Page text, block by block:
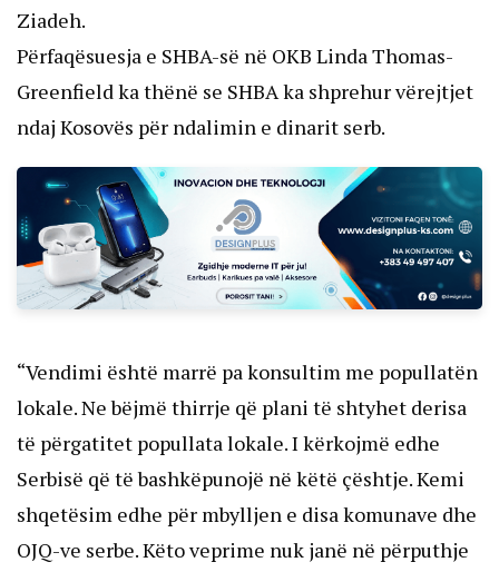
Ziadeh.
Përfaqësuesja e SHBA-së në OKB Linda Thomas-
Greenfield ka thënë se SHBA ka shprehur vërejtjet
ndaj Kosovës për ndalimin e dinarit serb.
“Vendimi është marrë pa konsultim me popullatën
lokale. Ne bëjmë thirrje që plani të shtyhet derisa
të përgatitet popullata lokale. I kërkojmë edhe
Serbisë që të bashkëpunojë në këtë çështje. Kemi
shqetësim edhe për mbylljen e disa komunave dhe
OJQ-ve serbe. Këto veprime nuk janë në përputhje